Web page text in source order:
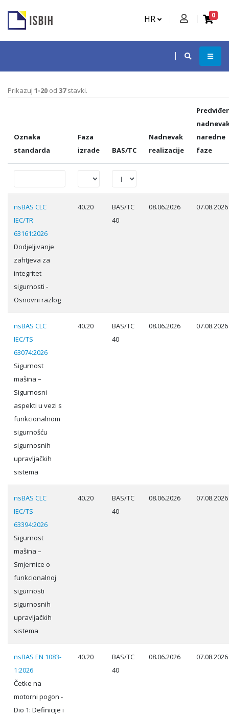
HR 0
Prikazuj 1-20 od 37stavki.
Oznaka
standarda
Faza
izrade
BAS/TC
Nadnevak
realizacije
naredne
faze
nsBAS CLC
IEC/TR
63161:2026
Dodjeljivanje
zahtjeva za
integritet
sigurnosti -
Osnovni razlog
40.20
BAS/TC
40
08.06.2026 07.08.2026
nsBAS CLC
IEC/TS
63074:2026
Sigurnost
mašina –
Sigurnosni
aspekti u vezi s
funkcionalnom
sigurnošću
sigurnosnih
upravljačkih
sistema
40.20
BAS/TC
40
08.06.2026 07.08.2026
nsBAS CLC
IEC/TS
63394:2026
Sigurnost
mašina –
Smjernice o
funkcionalnoj
sigurnosti
sigurnosnih
upravljačkih
sistema
40.20
BAS/TC
40
08.06.2026 07.08.2026
nsBAS EN 1083-
1:2026
Četke na
motorni pogon -
Dio 1: Definicije i
40.20
BAS/TC
40
08.06.2026 07.08.2026